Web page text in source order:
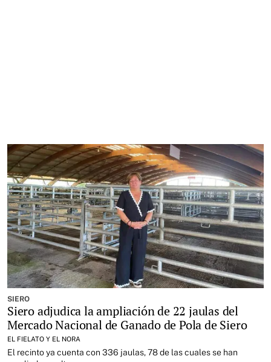
SIERO
Siero adjudica la ampliación de 22 jaulas del
Mercado Nacional de Ganado de Pola de Siero
EL FIELATO Y EL NORA
El recinto ya cuenta con 336 jaulas, 78 de las cuales se han